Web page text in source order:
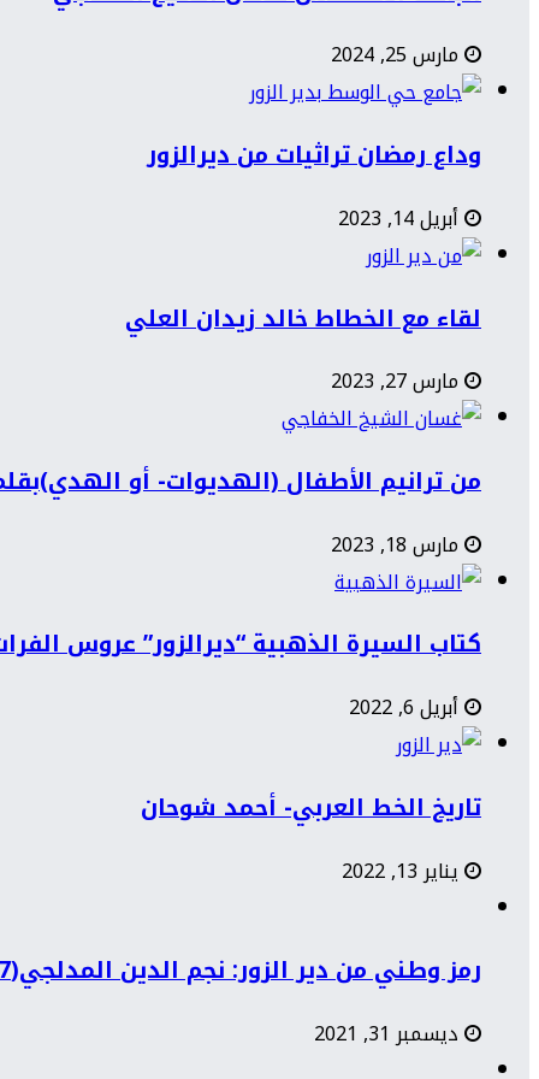
مارس 25, 2024
وداع رمضان تراثيات من ديرالزور
أبريل 14, 2023
لقاء مع الخطاط خالد زيدان العلي
مارس 27, 2023
من ترانيم الأطفال (الهديوات- أو
مارس 18, 2023
كتاب السيرة الذهبية “ديرالزور” عروس
أبريل 6, 2022
تاريخ الخط العربي- أحمد شوحان
يناير 13, 2022
رمز وطني من دير الزور: نجم الدين المدلجي(1897-1968)
ديسمبر 31, 2021